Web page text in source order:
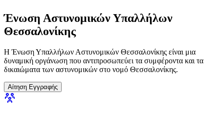
Ένωση Αστυνομικών Υπαλλήλων
Θεσσαλονίκης
Η Ένωση Υπαλλήλων Αστυνομικών Θεσσαλονίκης είναι μια
δυναμική οργάνωση που αντιπροσωπεύει τα συμφέροντα και τα
δικαιώματα των αστυνομικών στο νομό Θεσσαλονίκης.
Αίτηση Εγγραφής